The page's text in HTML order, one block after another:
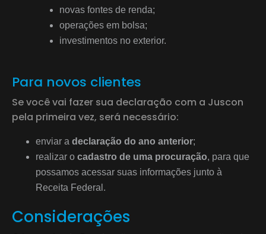
novas fontes de renda;
operações em bolsa;
investimentos no exterior.
Para novos clientes
Se você vai fazer sua declaração com a Juscon
pela primeira vez, será necessário:
enviar a declaração do ano anterior;
realizar o cadastro de uma procuração, para que
possamos acessar suas informações junto à
Receita Federal.
Considerações